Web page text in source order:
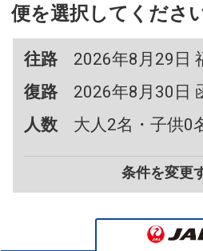
便を選択してくださ
往路
2026年8月29日
復路
2026年8月30日
人数
大人2名・子供0
条件を変更